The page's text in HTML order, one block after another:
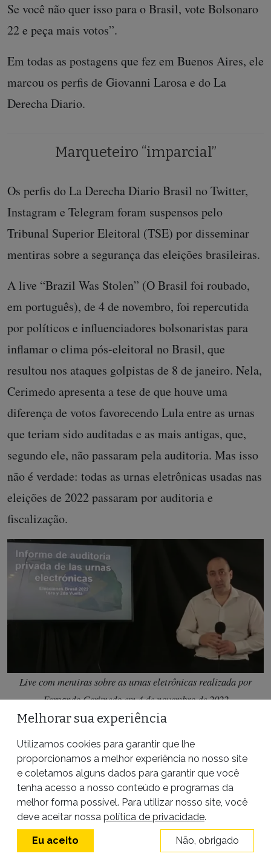
Se você não quer isso para o Brasil, vote Bolsonaro
22 e peça mais votos”.
Em todas as postagens que fez em Buenos Aires, ele
marcou os perfis de Giovanni Larosa e do La
Derecha Diario.
Marqueteiro “imparcial”
Os perfis do La Derecha Diario Brasil no Twitter,
Instagram e Telegram foram suspensos pelo
Tribunal Superior Eleitoral (TSE) por disseminar
mentiras sobre a segurança das eleições brasileiras.
A live “Brazil Was Stolen” (O Brasil foi roubado,
em português), de 4 de novembro, foi repercutida
por políticos e influenciadores bolsonaristas para
inflamar o clima pós-eleitoral no Brasil, que
resultou nos ataques golpistas de 8 de janeiro. Nela,
Cerimedo apresenta a tese de que houve uma
diferença de votos favorecendo Lula entre as urnas
que teriam sido auditadas e as mais antigas, que,
segundo ele, não passaram pela auditoria. Mas isso
não é verdade: todas as urnas eletrônicas usadas nas
eleições de 2022 passaram por auditoria e
fiscalização.
Live com mentiras sobre as urnas eletrônicas realizada por
Fernando Cerimedo em 4 de novembro de 2022
Fernando Cerimedo fez ainda outras três
transmissões com o mesmo teor nos dias 6 e 8 de
novembro e 11 de dezembro. As gravações
continuam disponíveis na plataforma Rumble, seja
no canal de Cerimedo ou no de outros usuários.
Uma das lives continua acessível no Facebook.
Melhorar sua experiência
Utilizamos cookies para garantir que lhe
proporcionamos a melhor experiência no nosso site
e coletamos alguns dados para garantir que você
tenha acesso a nosso conteúdo e programas da
melhor forma possível. Para utilizar nosso site, você
deve aceitar nossa política de privacidade.
Eu aceito Não, obrigado